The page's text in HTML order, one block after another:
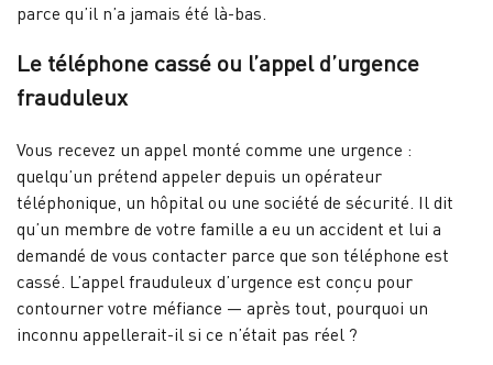
parce qu’il n’a jamais été là-bas.
Le téléphone cassé ou l’appel d’urgence
frauduleux
Vous recevez un appel monté comme une urgence :
quelqu’un prétend appeler depuis un opérateur
téléphonique, un hôpital ou une société de sécurité. Il dit
qu’un membre de votre famille a eu un accident et lui a
demandé de vous contacter parce que son téléphone est
cassé. L’appel frauduleux d’urgence est conçu pour
contourner votre méfiance — après tout, pourquoi un
inconnu appellerait-il si ce n’était pas réel ?